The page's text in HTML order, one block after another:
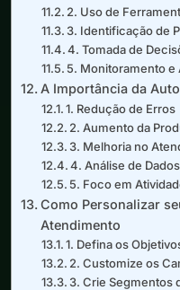
2. Uso de
3. Identificação de
4. Tomada de
5. Monitoramento e
A Importância da
1. Redução de Erros
2. Aumento da
3. Melhoria no
4. Análise de
5. Foco em
Como Personalizar
Atendimento
1. Defina os
2. Customize os
3. Crie Segmentos